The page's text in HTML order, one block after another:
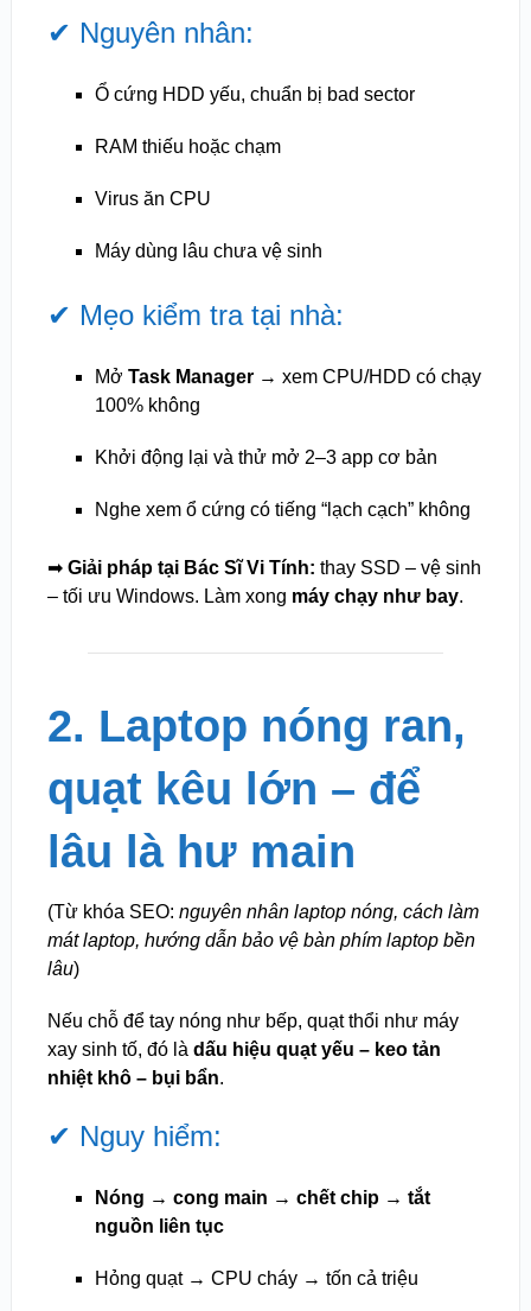
✔ Nguyên nhân:
Ổ cứng HDD yếu, chuẩn bị bad sector
RAM thiếu hoặc chạm
Virus ăn CPU
Máy dùng lâu chưa vệ sinh
✔ Mẹo kiểm tra tại nhà:
Mở Task Manager→ xem CPU/HDD có chạy
100% không
Khởi động lại và thử mở 2–3 app cơ bản
Nghe xem ổ cứng có tiếng “lạch cạch” không
➡ Giải pháp tại Bác Sĩ Vi Tính: thay SSD – vệ sinh
– tối ưu Windows. Làm xong máy chạy như bay.
2. Laptop nóng ran,
quạt kêu lớn – để
lâu là hư main
(Từ khóa SEO: nguyên nhân laptop nóng, cách làm
mát laptop, hướng dẫn bảo vệ bàn phím laptop bền
lâu)
Nếu chỗ để tay nóng như bếp, quạt thổi như máy
xay sinh tố, đó là dấu hiệu quạt yếu – keo tản
nhiệt khô – bụi bẩn.
✔ Nguy hiểm:
Nóng → cong main → chết chip → tắt
nguồn liên tục
Hỏng quạt → CPU cháy → tốn cả triệu